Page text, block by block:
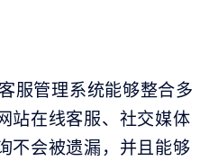
服管理系统能够整合多
站在线客服、社交媒体
不会被遗漏，并且能够